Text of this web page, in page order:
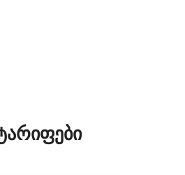
5, 38 მიმოხილვა